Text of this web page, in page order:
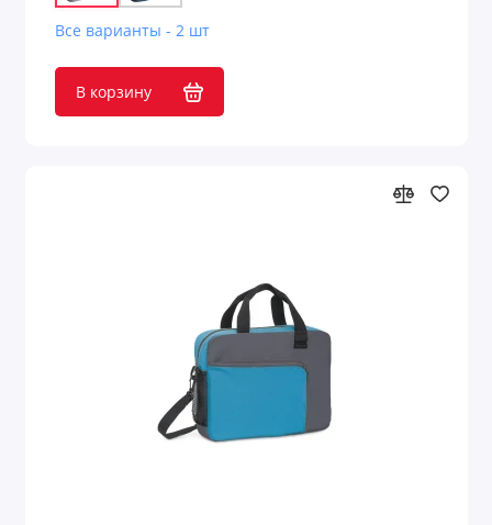
Все варианты - 2 шт
В корзину